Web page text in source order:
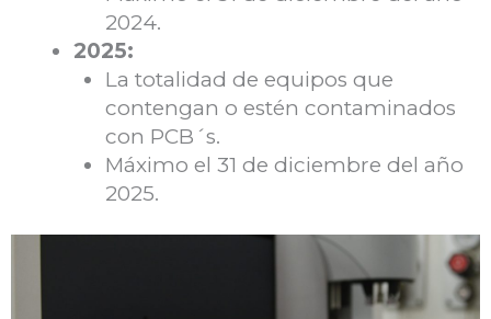
2024.
2025:
La totalidad de equipos que
contengan o estén contaminados
con PCB´s.
Máximo el 31 de diciembre del año
2025.